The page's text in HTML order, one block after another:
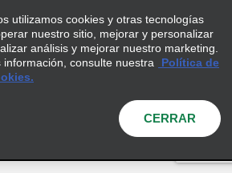
uso
Política de privacidad
Política de cookies
de Salud del Consumidor
AdChoices
Inc. Todos los derechos
utilizamos cookies y otras tecnologías
nuestro sitio, mejorar y personalizar
análisis y mejorar nuestro marketing.
consulte nuestra
Política de
CERRAR